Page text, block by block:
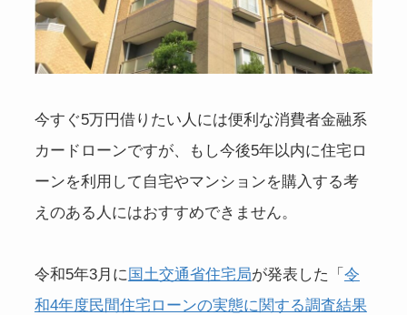
今すぐ5万円借りたい人には便利な消費者金融系
カードローンですが、もし今後5年以内に住宅ロ
ーンを利用して自宅やマンションを購入する考
えのある人にはおすすめできません。
令和5年3月に 国土交通省住宅局が発表した「 令
和4年度民間住宅ローンの実態に関する調査結果